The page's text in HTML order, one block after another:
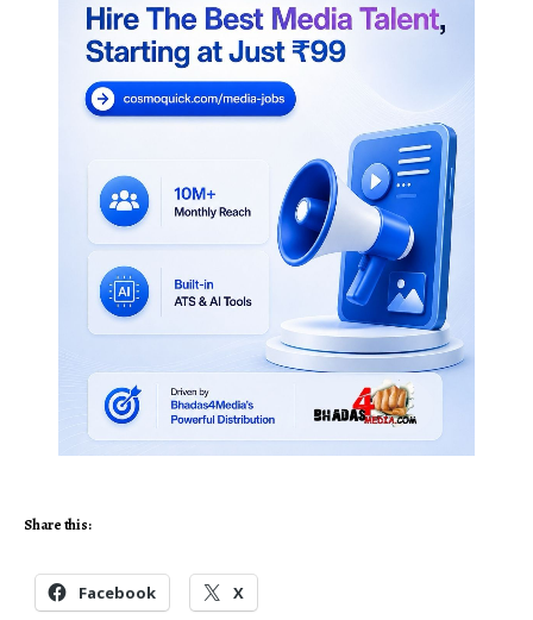
Share this:
Facebook X